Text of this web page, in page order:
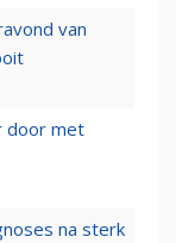
van
door met
na sterk